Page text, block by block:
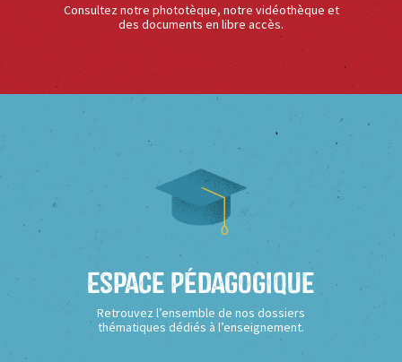
Consultez notre phototèque, notre vidéothèque et
des documents en libre accès.
Espace Pédagogique
Retrouvez l’ensemble de nos dossiers
thématiques dédiés à l’enseignement.